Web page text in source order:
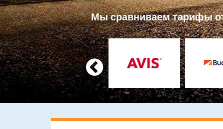
Мы сравниваем тарифы
